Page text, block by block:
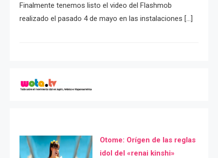
Finalmente tenemos listo el video del Flashmob
realizado el pasado 4 de mayo en las instalaciones […]
Otome: Orígen de las reglas
idol del «renai kinshi»